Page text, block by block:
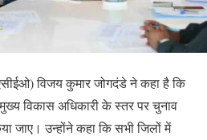
विजय कुमार जोगदंडे ने कहा है कि
विकास अधिकारी के स्तर पर चुनाव
जाए। उन्होंने कहा कि सभी जिलों में